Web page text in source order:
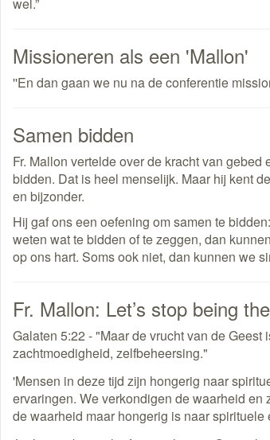
wel.”
Missioneren als een 'Mallon'
''En dan gaan we nu na de conferentie
Samen bidden
Fr. Mallon vertelde over de kracht van
bidden. Dat is heel menselijk. Maar hij kent
en bijzonder.
Hij gaf ons een oefening om samen te
weten wat te bidden of te zeggen, dan
op ons hart. Soms ook niet, dan kunnen we
Fr. Mallon: Let’s stop being
Galaten 5:22 - "Maar de vrucht van de
zachtmoedigheid, zelfbeheersing."
'Mensen in deze tijd zijn hongerig naar
ervaringen. We verkondigen de waarheid
de waarheid maar hongerig is naar spirituele